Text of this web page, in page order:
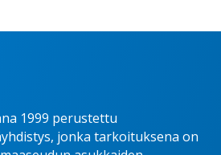
1999 perustettu
jonka tarkoituksena on